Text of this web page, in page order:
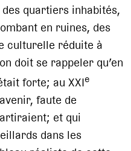
quartiers inhabités,
en ruines, des
culturelle réduite à
doit se rappeler qu’en
forte; au XXIe
faute de
et qui
dans les